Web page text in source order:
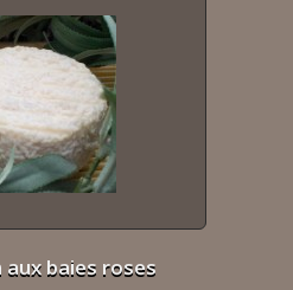
baies roses